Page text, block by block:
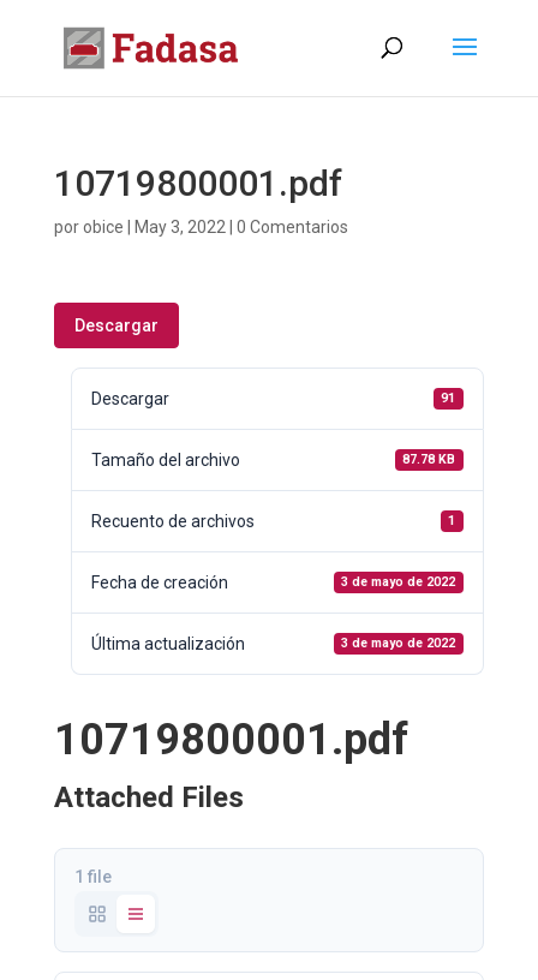
10719800001.pdf
porobice May 3, 2022 0 Comentarios
Descargar
Descargar 91
Tamaño del archivo 87.78 KB
Recuento de archivos 1
Fecha de creación 3 de mayo de 2022
Última actualización 3 de mayo de 2022
10719800001.pdf
Attached Files
1 file